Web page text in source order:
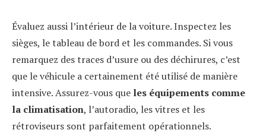
Évaluez aussi l’intérieur de la voiture. Inspectez les
sièges, le tableau de bord et les commandes. Si vous
remarquez des traces d’usure ou des déchirures, c’est
que le véhicule a certainement été utilisé de manière
intensive. Assurez-vous que les équipements comme
la climatisation, l’autoradio, les vitres et les
rétroviseurs sont parfaitement opérationnels.